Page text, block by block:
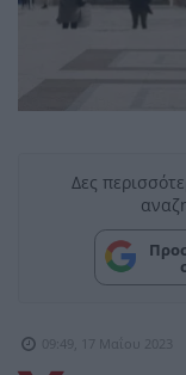
Δες
09:49, 17 Μαΐου 2023